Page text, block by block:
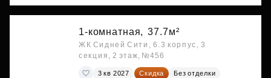
1-комнатная, 37.7м²
ЖК Сидней Сити, 6.3 корпус, 3
секция, 2 этаж, №456
3 кв 2027 Скидка
Без отделки